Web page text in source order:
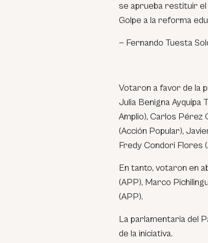
se aprueba restituir el
Golpe a la reforma
— Fernando Tuesta
Votaron a favor de la
Julia Benigna Ayquipa
Amplio), Carlos Pérez
(Acción Popular),
Fredy Condori Flores
En tanto, votaron en
(APP), Marco
(APP).
La parlamentaria del
de la iniciativa.